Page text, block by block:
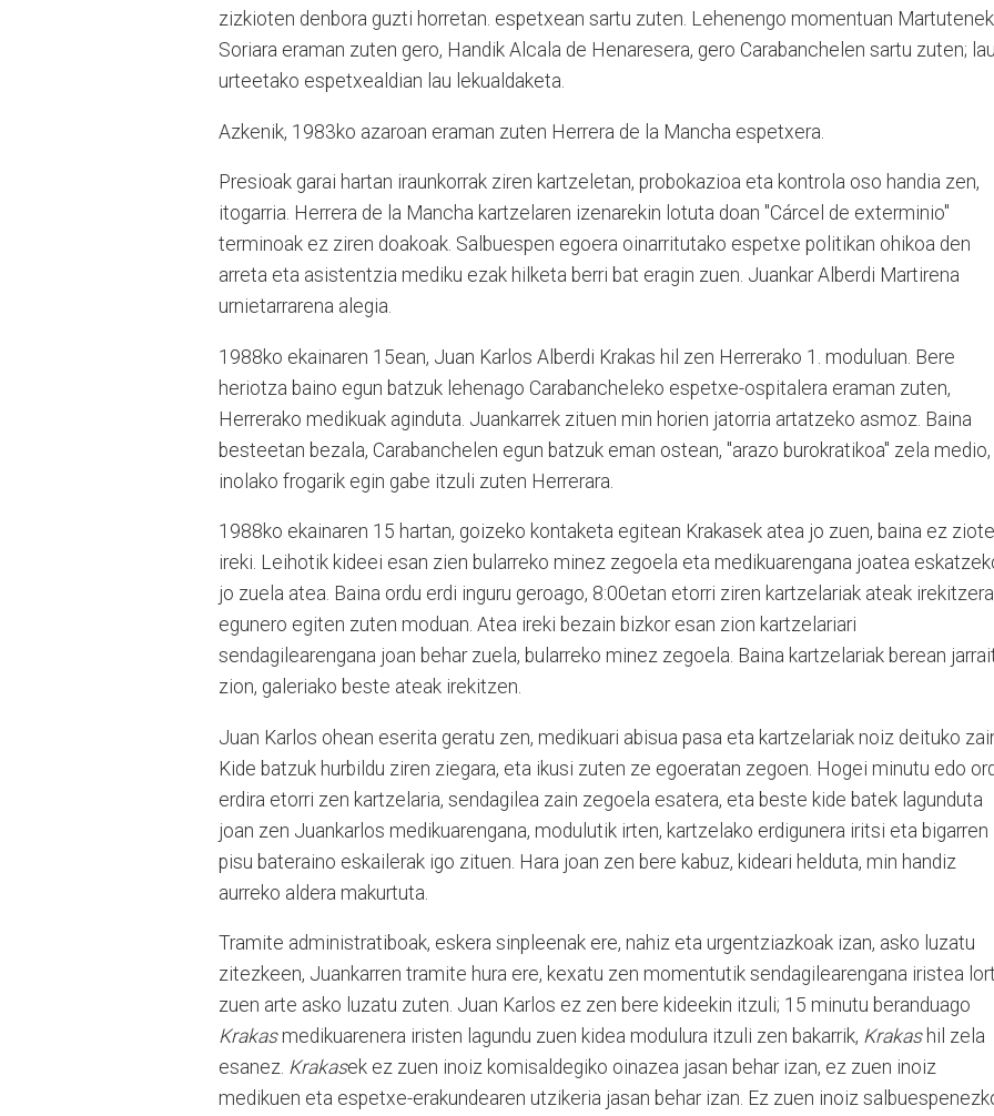
zizkioten denbora guzti horretan. espetxean sartu zuten. Lehenengo momentuan
Soriara eraman zuten gero, Handik Alcala de Henaresera, gero Carabanchelen sartu zuten;
urteetako espetxealdian lau lekualdaketa.
Azkenik, 1983ko azaroan eraman zuten Herrera de la Mancha espetxera.
Presioak garai hartan iraunkorrak ziren kartzeletan, probokazioa eta kontrola oso handia zen,
itogarria. Herrera de la Mancha kartzelaren izenarekin lotuta doan "Cárcel de exterminio"
terminoak ez ziren doakoak. Salbuespen egoera oinarritutako espetxe politikan ohikoa den
arreta eta asistentzia mediku ezak hilketa berri bat eragin zuen. Juankar Alberdi Martirena
urnietarrarena alegia.
1988ko ekainaren 15ean, Juan Karlos Alberdi Krakas hil zen Herrerako 1. moduluan. Bere
heriotza baino egun batzuk lehenago Carabancheleko espetxe-ospitalera eraman zuten,
Herrerako medikuak aginduta. Juankarrek zituen min horien jatorria artatzeko asmoz. Baina
besteetan bezala, Carabanchelen egun batzuk eman ostean, "arazo burokratikoa" zela medio,
inolako frogarik egin gabe itzuli zuten Herrerara.
1988ko ekainaren 15 hartan, goizeko kontaketa egitean Krakasek atea jo zuen, baina ez
ireki. Leihotik kideei esan zien bularreko minez zegoela eta medikuarengana joatea
jo zuela atea. Baina ordu erdi inguru geroago, 8:00etan etorri ziren kartzelariak ateak
egunero egiten zuten moduan. Atea ireki bezain bizkor esan zion kartzelariari
sendagilearengana joan behar zuela, bularreko minez zegoela. Baina kartzelariak berean
zion, galeriako beste ateak irekitzen.
Juan Karlos ohean eserita geratu zen, medikuari abisua pasa eta kartzelariak noiz deituko
Kide batzuk hurbildu ziren ziegara, eta ikusi zuten ze egoeratan zegoen. Hogei minutu edo
erdira etorri zen kartzelaria, sendagilea zain zegoela esatera, eta beste kide batek lagunduta
joan zen Juankarlos medikuarengana, modulutik irten, kartzelako erdigunera iritsi eta bigarren
pisu bateraino eskailerak igo zituen. Hara joan zen bere kabuz, kideari helduta, min handiz
aurreko aldera makurtuta.
Tramite administratiboak, eskera sinpleenak ere, nahiz eta urgentziazkoak izan, asko luzatu
zitezkeen, Juankarren tramite hura ere, kexatu zen momentutik sendagilearengana iristea
zuen arte asko luzatu zuten. Juan Karlos ez zen bere kideekin itzuli; 15 minutu beranduago
Krakasmedikuarenera iristen lagundu zuen kidea modulura itzuli zen bakarrik, Krakashil zela
esanez. Krakasek ez zuen inoiz komisaldegiko oinazea jasan behar izan, ez zuen inoiz
medikuen eta espetxe-erakundearen utzikeria jasan behar izan. Ez zuen inoiz